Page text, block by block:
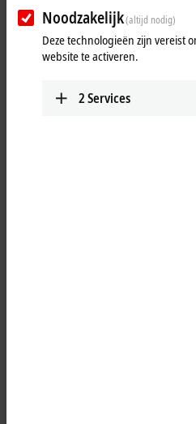
Noodzakelijk(altijd nodig)
Deze technologieën zijn vereist
website te activeren.
2Services